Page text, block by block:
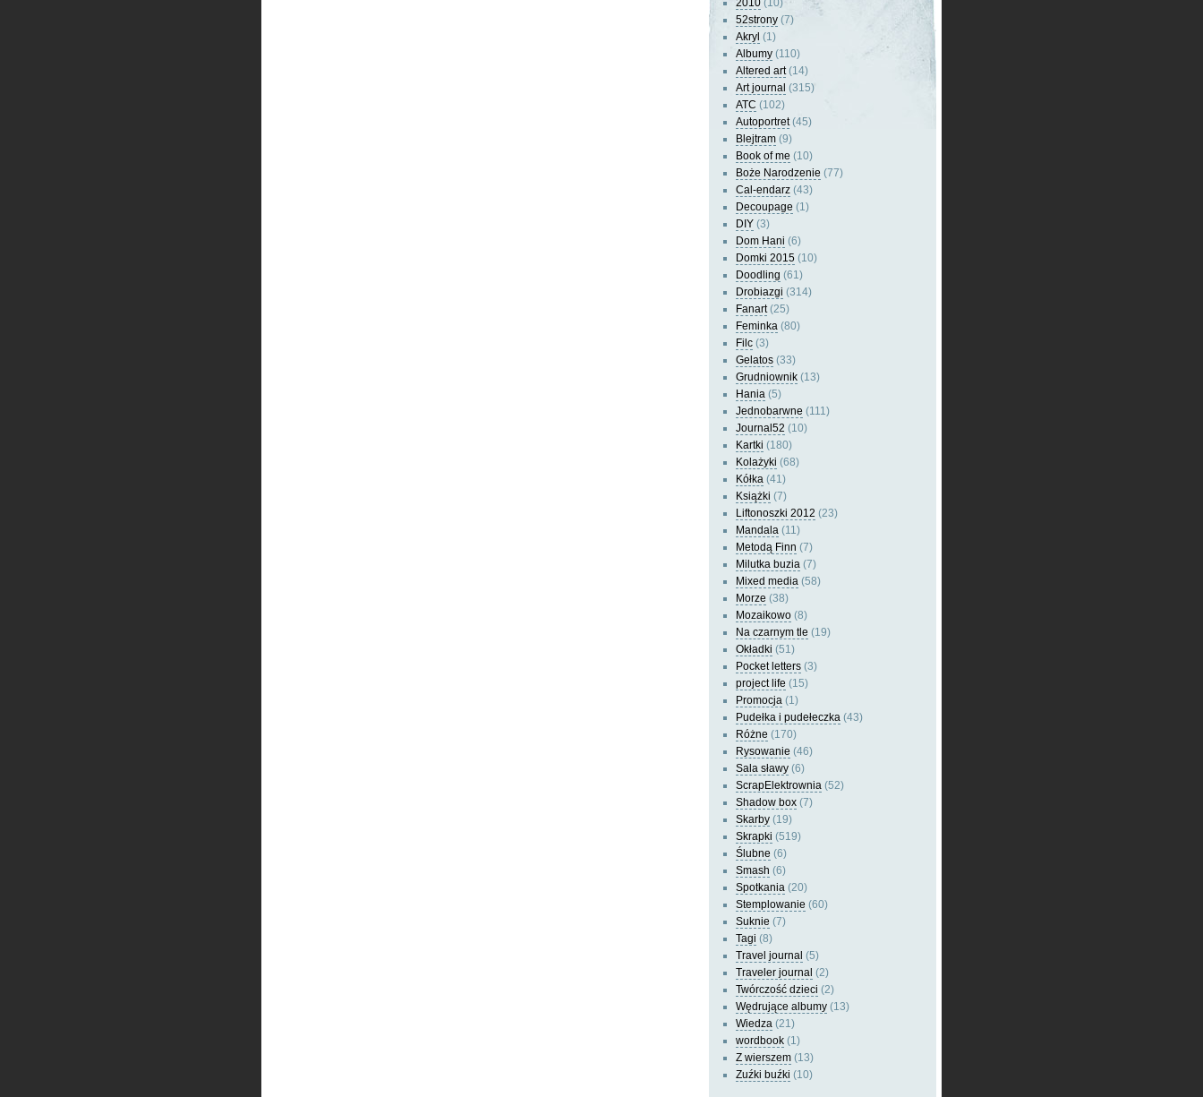
2010 (10)
52strony (7)
Akryl (1)
Albumy (110)
Altered art(14)
Art journal (315)
ATC (102)
Autoportret(45)
Blejtram (9)
Book of me (10)
Boże Narodzenie (77)
Cal-endarz (43)
Decoupage (1)
DIY (3)
Dom Hani (6)
Domki 2015 (10)
Doodling (61)
Drobiazgi (314)
Fanart(25)
Feminka (80)
Filc (3)
Gelatos (33)
Grudniownik (13)
Hania (5)
Jednobarwne (111)
Journal52 (10)
Kartki (180)
Kolażyki (68)
Kółka (41)
Książki (7)
Liftonoszki 2012 (23)
Mandala (11)
Metodą Finn (7)
Milutka buzia (7)
Mixed media (58)
Morze (38)
Mozaikowo (8)
Na czarnym tle (19)
Okładki (51)
Pocket letters (3)
project life (15)
Promocja (1)
Pudełka i pudełeczka (43)
Różne (170)
Rysowanie (46)
Sala sławy (6)
ScrapElektrownia (52)
Shadow box (7)
Skarby (19)
Skrapki (519)
Ślubne (6)
Smash (6)
Spotkania (20)
Stemplowanie (60)
Suknie (7)
Tagi (8)
Travel journal (5)
Traveler journal (2)
Twórczość dzieci (2)
Wędrujące albumy (13)
Wiedza (21)
wordbook (1)
Z wierszem (13)
Zuźki buźki (10)